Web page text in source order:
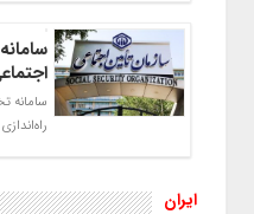
سامانه
ایران